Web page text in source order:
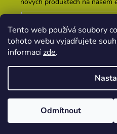
Tento web používá soubory
tohoto webu vyjadřujete
informacízde.
Odmítnout
Vložením e-mailu
osobních údajů
PŘIHLÁSIT SE
Vytvořil
práva